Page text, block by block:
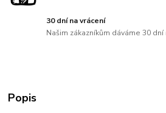
30 dní na vrácení
Našim zákazníkům dáváme 30 dní
Popis